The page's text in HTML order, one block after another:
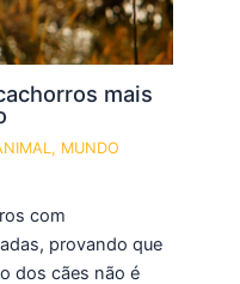
mais
, MUNDO
com
provando que
dos cães não é